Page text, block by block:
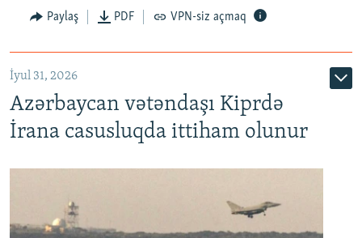
Paylaş PDF VPN-siz açmaq
İyul 31, 2026
Azərbaycan vətəndaşı Kiprdə
İrana casusluqda ittiham olunur